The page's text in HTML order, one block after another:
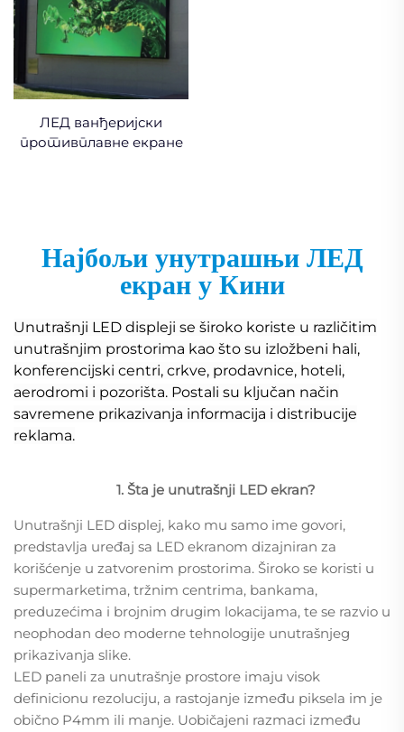
ЛЕД ванђеријски
противплавне екране
Најбољи унутрашњи ЛЕД
екран у Кини
Unutrašnji LED displeji se široko koriste u različitim
unutrašnjim prostorima kao što su izložbeni hali,
konferencijski centri, crkve, prodavnice, hoteli,
aerodromi i pozorišta. Postali su ključan način
savremene prikazivanja informacija i distribucije
reklama.
1. Šta je unutrašnji LED ekran?
Unutrašnji LED displej, kako mu samo ime govori,
predstavlja uređaj sa LED ekranom dizajniran za
korišćenje u zatvorenim prostorima. Široko se koristi u
supermarketima, tržnim centrima, bankama,
preduzećima i brojnim drugim lokacijama, te se razvio u
neophodan deo moderne tehnologije unutrašnjeg
prikazivanja slike.
LED paneli za unutrašnje prostore imaju visok
definicionu rezoluciju, a rastojanje između piksela im je
obično P4mm ili manje. Uobičajeni razmaci između